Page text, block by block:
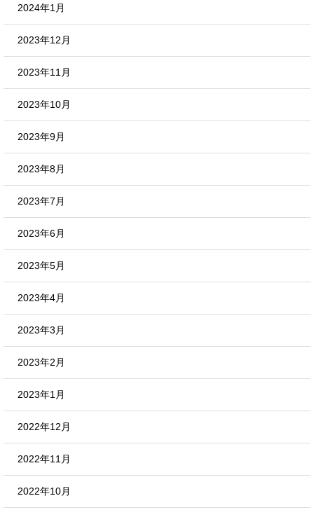
2024年1月
2023年12月
2023年11月
2023年10月
2023年9月
2023年8月
2023年7月
2023年6月
2023年5月
2023年4月
2023年3月
2023年2月
2023年1月
2022年12月
2022年11月
2022年10月